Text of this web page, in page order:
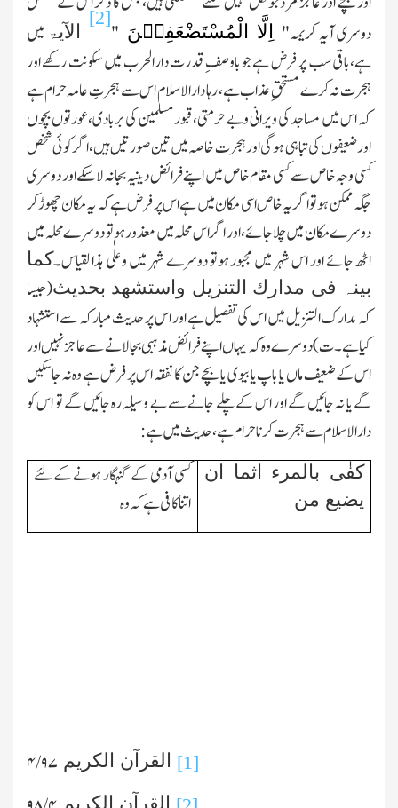
دوسری آیہ کریمہ" اِلَّا الْمُسْتَضْعَفِیۡنَ "
[2]
الآیۃ میں
ہے،باقی سب پر فرض ہے جوباوصفِ قدرت دارالحرب میں سکونت رکھے اور
ہجرت نہ کرے مستحقِ عذاب ہے، رہا دارالاسلام اس سے ہجرتِ عامہ حرام ہے
کہ اس میں مساجد کی ویرانی وبے حرمتی،قبور مسلمین کی بربادی،عورتوں بچوں
اور ضعیفوں کی تباہی ہوگی اور ہجرت خاصہ میں تین صورتیں ہیں،اگر کوئی شخص
کسی وجہ خاص سے کسی مقام خاص میں اپنے فرائض دینیہ بجانہ لاسکے اور دوسری
جگہ ممکن ہوتو اگر یہ خاص اسی مکان میں ہے اس پر فرض ہے کہ یہ مکان چھوڑ کر
دوسرے مکان میں چلاجائے،اور اگر اس محلہ میں معذور ہوتو دوسرے محلہ میں
اٹھ جائے اور اس شہر میں مجبور ہوتو دوسرے شہر میں وعلٰی ہذا لقیاس۔کما
بینہ فی مدارك التنزیل واستشھد بحدیث(جیسا
کہ مدارك التنزیل میں اس کی تفصیل ہے اور اس پر حدیث مبارکہ سے استشہاد
کیا ہے۔ت)دوسرے وہ کہ یہاں اپنے فرائض مذہبی بجالانے سے عاجز نہیں اور
اس کے ضعیف ماں یا باپ یا بیوی یا بچے جن کا نفقہ اس پر فرض ہے وہ نہ جاسکیں
گے یا نہ جائیں گے اور اس کے چلے جانے سے بے وسیلہ رہ جائیں گے تو اس کو
دارالاسلام سے ہجرت کرنا حرام ہے،حدیث میں ہے:
کفٰی بالمرء اثما ان
یضیع من
کسی آدمی کے گنہگار ہونے کےلئے
اتنا کافی ہے کہ وہ
[1] القرآن الکریم ۴/۹۷
القرآن الکریم